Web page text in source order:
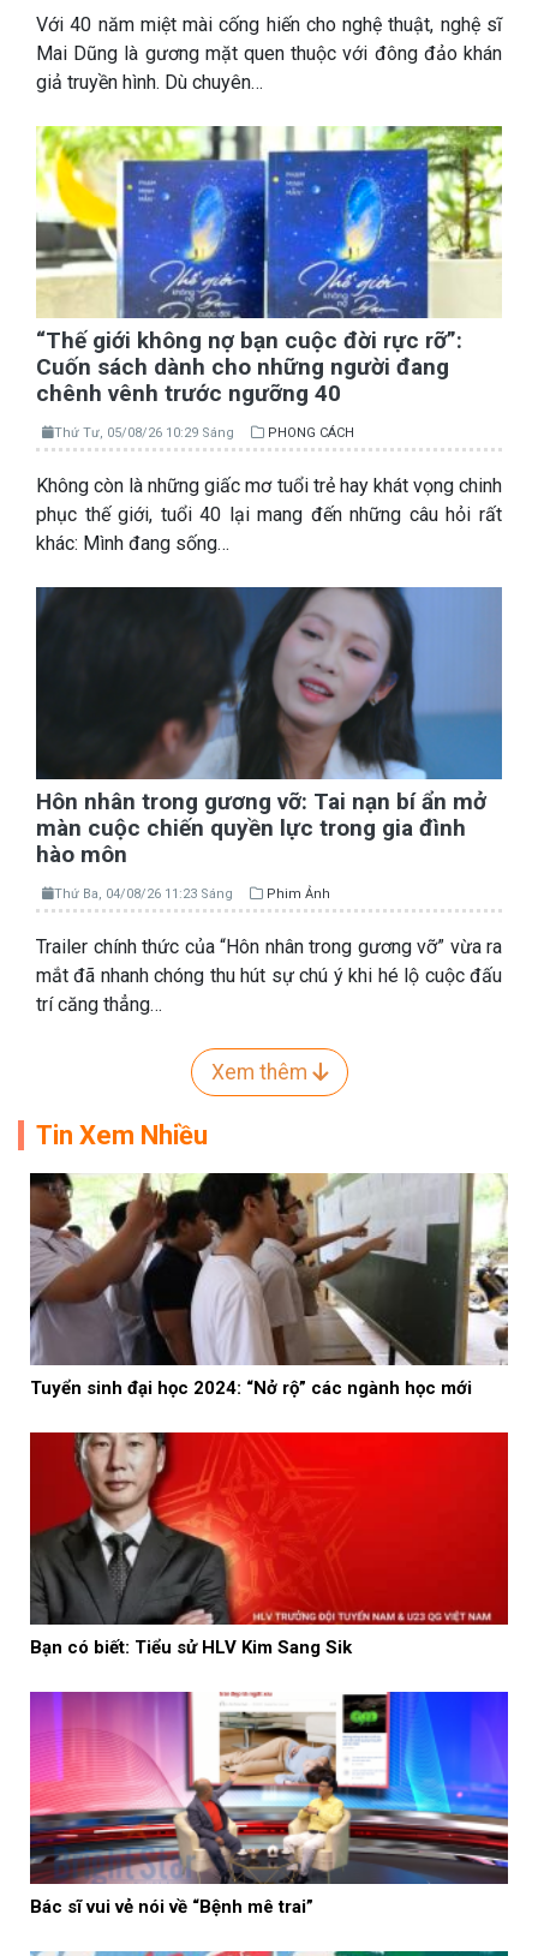
Với 40 năm miệt mài cống hiến cho nghệ thuật, nghệ sĩ
Mai Dũng là gương mặt quen thuộc với đông đảo khán
giả truyền hình. Dù chuyên…
“Thế giới không nợ bạn cuộc đời rực rỡ”:
Cuốn sách dành cho những người đang
chênh vênh trước ngưỡng 40
Thứ Tư, 05/08/26 10:29 Sáng PHONG CÁCH
Không còn là những giấc mơ tuổi trẻ hay khát vọng chinh
phục thế giới, tuổi 40 lại mang đến những câu hỏi rất
khác: Mình đang sống…
Hôn nhân trong gương vỡ: Tai nạn bí ẩn mở
màn cuộc chiến quyền lực trong gia đình
hào môn
Thứ Ba, 04/08/26 11:23 Sáng Phim Ảnh
Trailer chính thức của “Hôn nhân trong gương vỡ” vừa ra
mắt đã nhanh chóng thu hút sự chú ý khi hé lộ cuộc đấu
trí căng thẳng…
Xem thêm
Tin Xem Nhiều
Tuyển sinh đại học 2024: “Nở rộ” các ngành học mới
Bạn có biết: Tiểu sử HLV Kim Sang Sik
Bác sĩ vui vẻ nói về “Bệnh mê trai”